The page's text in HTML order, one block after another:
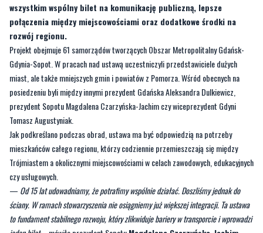
wszystkim wspólny bilet na komunikację publiczną, lepsze
połączenia między miejscowościami oraz dodatkowe środki na
rozwój regionu.
Projekt obejmuje 61 samorządów tworzących Obszar Metropolitalny Gdańsk-
Gdynia-Sopot. W pracach nad ustawą uczestniczyli przedstawiciele dużych
miast, ale także mniejszych gmin i powiatów z Pomorza. Wśród obecnych na
posiedzeniu byli między innymi prezydent Gdańska Aleksandra Dulkiewicz,
prezydent Sopotu Magdalena Czarzyńska-Jachim czy wiceprezydent Gdyni
Tomasz Augustyniak.
Jak podkreślano podczas obrad, ustawa ma być odpowiedzią na potrzeby
mieszkańców całego regionu, którzy codziennie przemieszczają się między
Trójmiastem a okolicznymi miejscowościami w celach zawodowych, edukacyjnych
czy usługowych.
— Od 15 lat udowadniamy, że potrafimy wspólnie działać. Doszliśmy jednak do
ściany. W ramach stowarzyszenia nie osiągniemy już większej integracji. Ta ustawa
to fundament stabilnego rozwoju, który zlikwiduje bariery w transporcie i wprowadzi